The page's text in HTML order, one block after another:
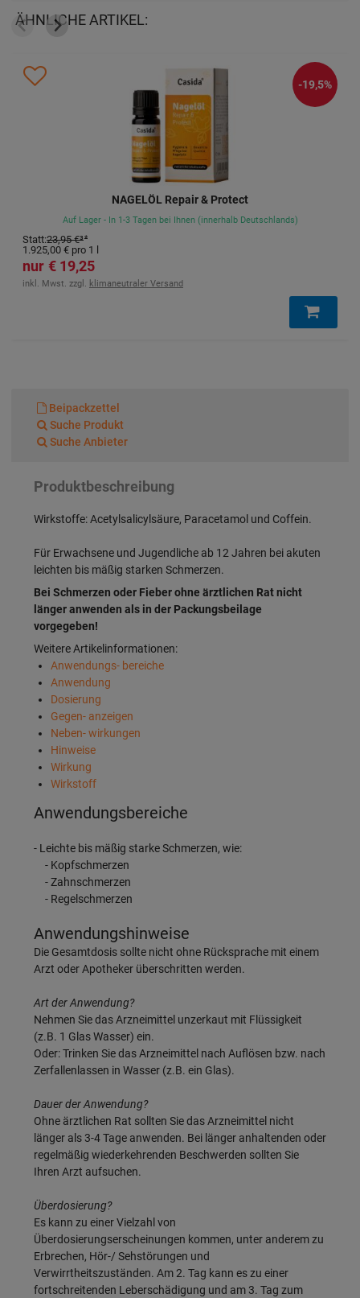
ÄHNLICHE ARTIKEL:
BIOLECTRA Magnesium 300 mg Kapseln
40,57 €
Statt:42,70 €³
Auf Lager - In 1-3 Tagen bei Ihnen (innerhalb Deutschlands)
inkl. Mwst. zzgl. klimaneutraler Versand
-5%
Beipackzettel
Suche Produkt
Suche Anbieter
Produktbeschreibung
Wirkstoffe: Acetylsalicylsäure, Paracetamol und Coffein.
Für Erwachsene und Jugendliche ab 12 Jahren bei akuten
leichten bis mäßig starken Schmerzen.
Bei Schmerzen oder Fieber ohne ärztlichen Rat nicht
länger anwenden als in der Packungsbeilage
vorgegeben!
Weitere Artikelinformationen:
Anwendungs- bereiche
Anwendung
Dosierung
Gegen- anzeigen
Neben- wirkungen
Hinweise
Wirkung
Wirkstoff
Anwendungsbereiche
- Leichte bis mäßig starke Schmerzen, wie:
- Kopfschmerzen
- Zahnschmerzen
- Regelschmerzen
Anwendungshinweise
Die Gesamtdosis sollte nicht ohne Rücksprache mit einem
Arzt oder Apotheker überschritten werden.
Art der Anwendung?
Nehmen Sie das Arzneimittel unzerkaut mit Flüssigkeit
(z.B. 1 Glas Wasser) ein.
Oder: Trinken Sie das Arzneimittel nach Auflösen bzw. nach
Zerfallenlassen in Wasser (z.B. ein Glas).
Dauer der Anwendung?
Ohne ärztlichen Rat sollten Sie das Arzneimittel nicht
länger als 3-4 Tage anwenden. Bei länger anhaltenden oder
regelmäßig wiederkehrenden Beschwerden sollten Sie
Ihren Arzt aufsuchen.
Überdosierung?
Es kann zu einer Vielzahl von
Überdosierungserscheinungen kommen, unter anderem zu
Erbrechen, Hör-/ Sehstörungen und
Verwirrtheitszuständen. Am 2. Tag kann es zu einer
fortschreitenden Leberschädigung und am 3. Tag zum